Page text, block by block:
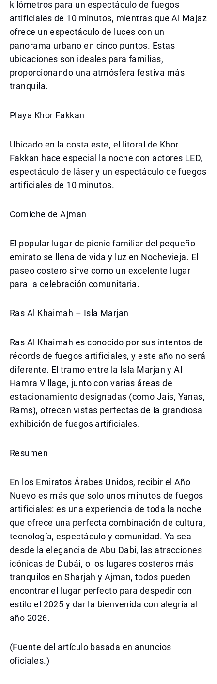
kilómetros para un espectáculo de fuegos
artificiales de 10 minutos, mientras que Al Majaz
ofrece un espectáculo de luces con un
panorama urbano en cinco puntos. Estas
ubicaciones son ideales para familias,
proporcionando una atmósfera festiva más
tranquila.
Playa Khor Fakkan
Ubicado en la costa este, el litoral de Khor
Fakkan hace especial la noche con actores LED,
espectáculo de láser y un espectáculo de fuegos
artificiales de 10 minutos.
Corniche de Ajman
El popular lugar de picnic familiar del pequeño
emirato se llena de vida y luz en Nochevieja. El
paseo costero sirve como un excelente lugar
para la celebración comunitaria.
Ras Al Khaimah – Isla Marjan
Ras Al Khaimah es conocido por sus intentos de
récords de fuegos artificiales, y este año no será
diferente. El tramo entre la Isla Marjan y Al
Hamra Village, junto con varias áreas de
estacionamiento designadas (como Jais, Yanas,
Rams), ofrecen vistas perfectas de la grandiosa
exhibición de fuegos artificiales.
Resumen
En los Emiratos Árabes Unidos, recibir el Año
Nuevo es más que solo unos minutos de fuegos
artificiales: es una experiencia de toda la noche
que ofrece una perfecta combinación de cultura,
tecnología, espectáculo y comunidad. Ya sea
desde la elegancia de Abu Dabi, las atracciones
icónicas de Dubái, o los lugares costeros más
tranquilos en Sharjah y Ajman, todos pueden
encontrar el lugar perfecto para despedir con
estilo el 2025 y dar la bienvenida con alegría al
año 2026.
(Fuente del artículo basada en anuncios
oficiales.)